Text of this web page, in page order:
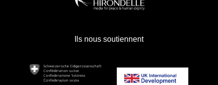
Ils nous soutiennent